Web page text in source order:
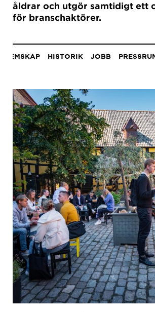
åldrar och utgör samtidigt ett
för branschaktörer.
Anchor
menu
HISTORIK JOBB